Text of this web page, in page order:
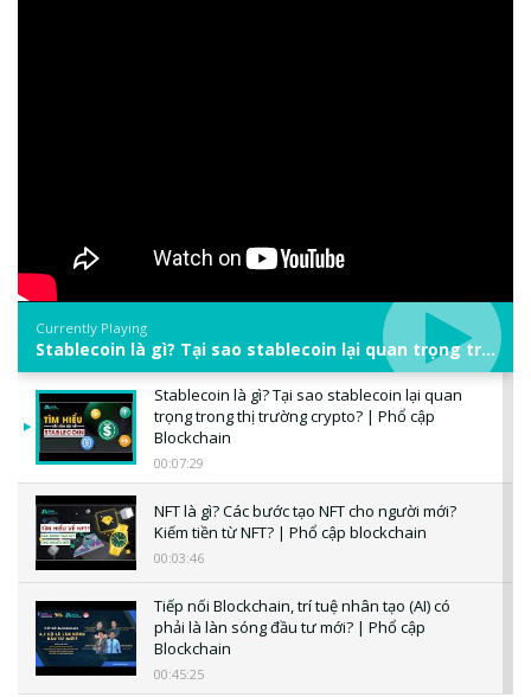
Currently Playing
Stablecoin là gì? Tại sao stablecoin lại quan trọng trong thị trường crypto? | Phổ cập Blockchain
Stablecoin là gì? Tại sao stablecoin lại quan
trọng trong thị trường crypto? | Phổ cập
Blockchain
00:07:29
NFT là gì? Các bước tạo NFT cho người mới?
Kiếm tiền từ NFT? | Phổ cập blockchain
00:03:46
Tiếp nối Blockchain, trí tuệ nhân tạo (AI) có
phải là làn sóng đầu tư mới? | Phổ cập
Blockchain
00:45:25